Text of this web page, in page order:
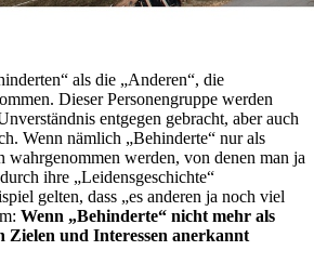
als die „Anderen“, die
Dieser Personengruppe werden
entgegen gebracht, aber auch
Wenn nämlich „Behinderte“ nur als
wahrgenommen werden, von denen man ja
ihre „Leidensgeschichte“
gelten, dass „es anderen ja noch viel
Wenn „Behinderte“ nicht mehr als
Zielen und Interessen anerkannt